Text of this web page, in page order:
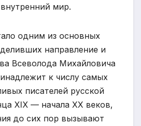
мир.
одним из основных
направление и
Всеволода Михайловича
к числу самых
писателей русской
XIX — начала XX веков,
до сих пор вызывают